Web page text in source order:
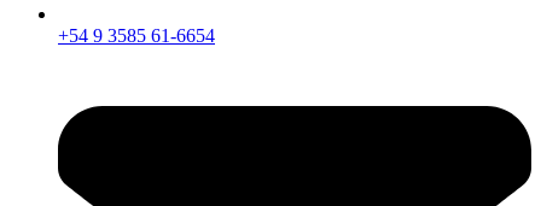
+54 9 3585 61-6654